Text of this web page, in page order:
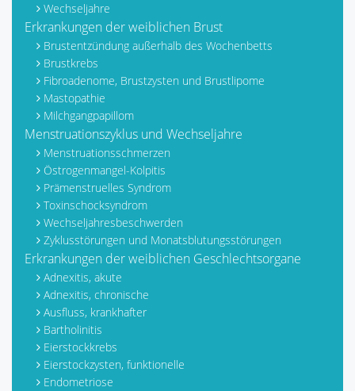
Wechseljahre
Erkrankungen der weiblichen Brust
Brustentzündung außerhalb des Wochenbetts
Brustkrebs
Fibroadenome, Brustzysten und Brustlipome
Mastopathie
Milchgangpapillom
Menstruationszyklus und Wechseljahre
Menstruationsschmerzen
Östrogenmangel-Kolpitis
Prämenstruelles Syndrom
Toxinschocksyndrom
Wechseljahresbeschwerden
Zyklusstörungen und Monatsblutungsstörungen
Erkrankungen der weiblichen Geschlechtsorgane
Adnexitis, akute
Adnexitis, chronische
Ausfluss, krankhafter
Bartholinitis
Eierstockkrebs
Eierstockzysten, funktionelle
Endometriose